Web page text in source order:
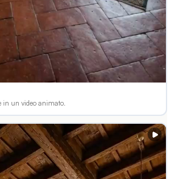
in un video animato.